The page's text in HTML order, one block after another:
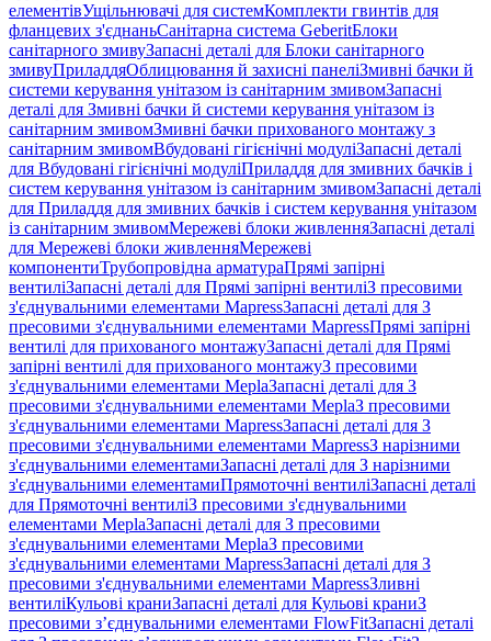
елементівУщільнювачі для системКомплекти гвинтів для
фланцевих з'єднаньСанітарна система GeberitБлоки
санітарного змивуЗапасні деталі для Блоки санітарного
змивуПриладдяОблицювання й захисні панеліЗмивні бачки й
системи керування унітазом із санітарним змивомЗапасні
деталі для Змивні бачки й системи керування унітазом із
санітарним змивомЗмивні бачки прихованого монтажу з
санітарним змивомВбудовані гігієнічні модуліЗапасні деталі
для Вбудовані гігієнічні модуліПриладдя для змивних бачків і
систем керування унітазом із санітарним змивомЗапасні деталі
для Приладдя для змивних бачків і систем керування унітазом
із санітарним змивомМережеві блоки живленняЗапасні деталі
для Мережеві блоки живленняМережеві
компонентиТрубопровідна арматураПрямі запірні
вентиліЗапасні деталі для Прямі запірні вентиліЗ пресовими
з'єднувальними елементами MapressЗапасні деталі для З
пресовими з'єднувальними елементами MapressПрямі запірні
вентилі для прихованого монтажуЗапасні деталі для Прямі
запірні вентилі для прихованого монтажуЗ пресовими
з'єднувальними елементами MeplaЗапасні деталі для З
пресовими з'єднувальними елементами MeplaЗ пресовими
з'єднувальними елементами MapressЗапасні деталі для З
пресовими з'єднувальними елементами MapressЗ нарізними
з'єднувальними елементамиЗапасні деталі для З нарізними
з'єднувальними елементамиПрямоточні вентиліЗапасні деталі
для Прямоточні вентиліЗ пресовими з'єднувальними
елементами MeplaЗапасні деталі для З пресовими
з'єднувальними елементами MeplaЗ пресовими
з'єднувальними елементами MapressЗапасні деталі для З
пресовими з'єднувальними елементами MapressЗливні
вентиліКульові краниЗапасні деталі для Кульові краниЗ
пресовими з’єднувальними елементами FlowFitЗапасні деталі